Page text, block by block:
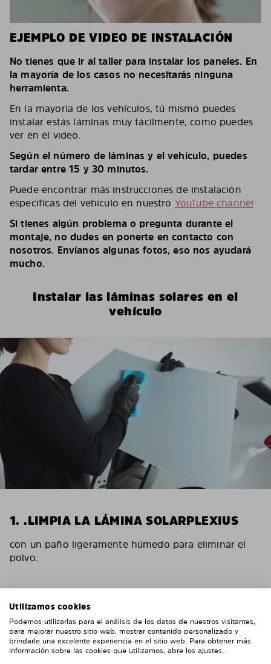
EJEMPLO DE VIDEO DE INSTALACIÓN
No tienes que ir al taller para instalar los paneles. En
la mayoría de los casos no necesitarás ninguna
herramienta.
En la mayoría de los vehículos, tú mismo puedes
instalar estás láminas muy fácilmente, como puedes
ver en el video.
Según el número de láminas y el vehículo, puedes
tardar entre 15 y 30 minutos.
Puede encontrar más instrucciones de instalación
específicas del vehículo en nuestro YouTube channel
Si tienes algún problema o pregunta durante el
montaje, no dudes en ponerte en contacto con
nosotros. Envíanos algunas fotos, eso nos ayudará
mucho.
Instalar las láminas solares en el
vehículo
1. .LIMPIA LA LÁMINA SOLARPLEXIUS
con un paño ligeramente húmedo para eliminar el
polvo.
Utilizamos cookies
Podemos utilizarlas para el análisis de los datos de nuestros visitantes,
para mejorar nuestro sitio web, mostrar contenido personalizado y
brindarle una excelente experiencia en el sitio web. Para obtener más
información sobre las cookies que utilizamos, abre los ajustes.